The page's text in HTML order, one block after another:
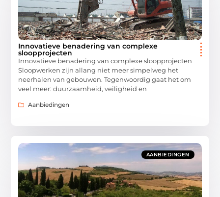
Innovatieve benadering van complexe
sloopprojecten
Innovatieve benadering van complexe sloopprojecten
Sloopwerken zijn allang niet meer simpelweg het
neerhalen van gebouwen. Tegenwoordig gaat het om
veel meer: duurzaamheid, veiligheid en
Aanbiedingen
AANBIEDINGEN